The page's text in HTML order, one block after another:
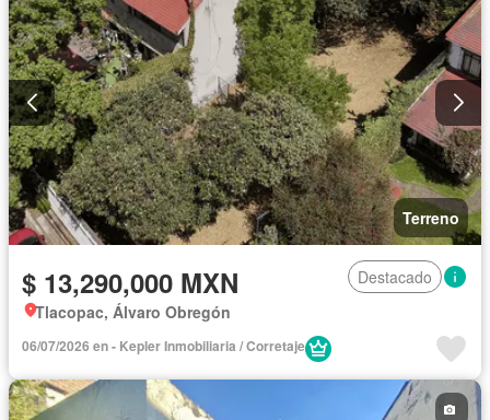
Terreno
$ 13,290,000 MXN
Destacado
Tlacopac, Álvaro Obregón
06/07/2026 en - Kepler Inmobiliaria / Corretaje